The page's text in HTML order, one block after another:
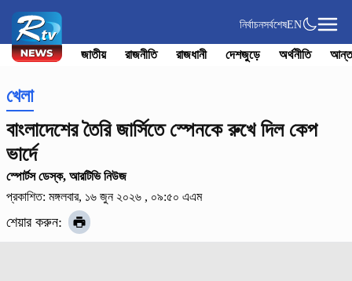
নির্বাচনসর্বশেষEN
জাতীয় রাজনীতি রাজধানী দেশজুড়ে অর্থনীতি
খেলা
বাংলাদেশের তৈরি জার্সিতে স্পেনকে রুখে দিল কেপ
ভার্দে
স্পোর্টস ডেস্ক, আরটিভি নিউজ
প্রকাশিত: মঙ্গলবার, ১৬ জুন ২০২৬ , ০৯:৫০ এএম
শেয়ার করুন: